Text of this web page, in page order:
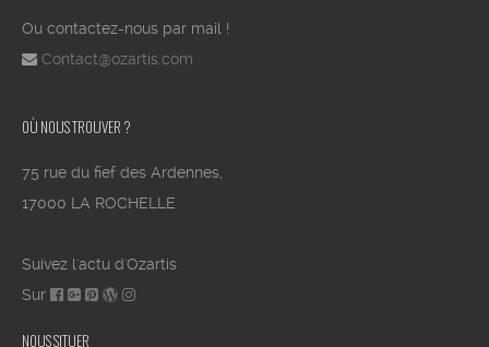
Ou contactez-nous par mail !
Contact@ozartis.com
OÙ NOUS TROUVER ?
75 rue du fief des Ardennes,
17000 LA ROCHELLE
Suivez l'actu d'Ozartis
Sur
NOUS SITUER